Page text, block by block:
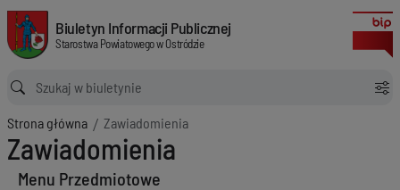
Zawiadomienia
Biuletyn Informacji Publicznej Starostwa Powiatowego w Ostródzie
Biuletyn Informacji Publicznej
Starostwa Powiatowego w Ostródzie
Ścieżka powrotu
Strona główna Zawiadomienia
Zawiadomienia
Menu Przedmiotowe